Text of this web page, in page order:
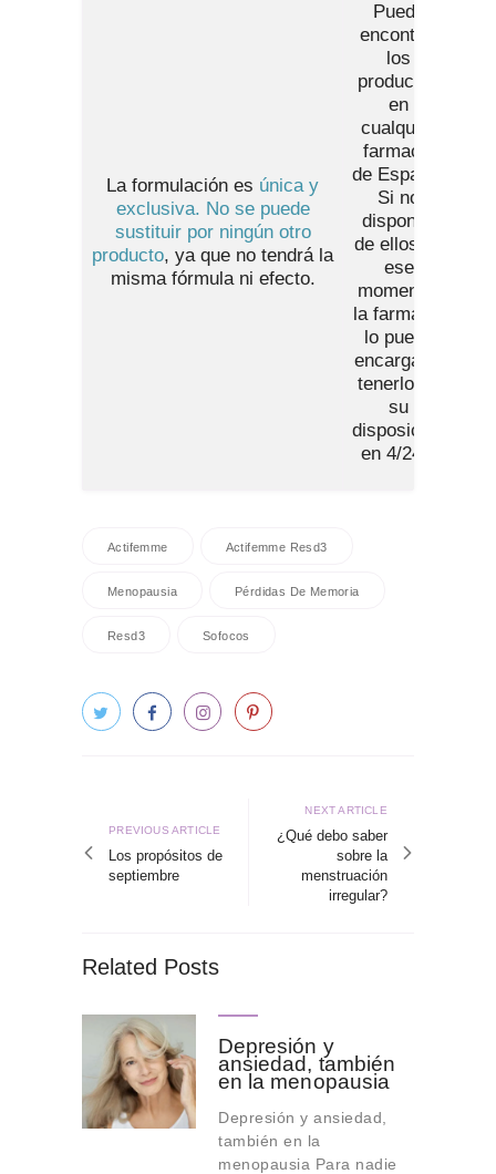
La formulación es única y
exclusiva. No se puede
sustituir por ningún otro
producto, ya que no tendrá la
misma fórmula ni efecto.
Puede
encontrar
los
productos
en
cualquier
farmacia
de España
Si no
disponen
de ellos en
ese
momento,
la farmacia
lo puede
encargar y
tenerlos a
su
disposición
en 4/24h.
Actifemme Actifemme Resd3
Menopausia Pérdidas De Memoria
Resd3 Sofocos
entradas
Previous
article
PREVIOUS ARTICLE
Los propósitos de
septiembre
Next
article
NEXT ARTICLE
¿Qué debo saber
sobre la
menstruación
irregular?
Related Posts
Depresión y
ansiedad, también
en la menopausia
Depresión y ansiedad,
también en la
menopausia Para nadie